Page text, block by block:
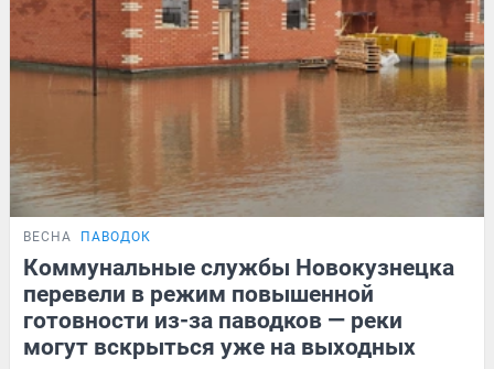
ВЕСНА ПАВОДОК
Коммунальные службы Новокузнецка
перевели в режим повышенной
готовности из-за паводков — реки
могут вскрыться уже на выходных